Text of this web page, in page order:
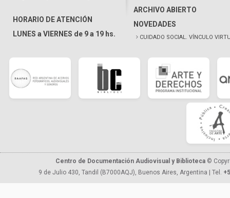
HORARIO DE ATENCIÓN
LUNES a VIERNES de 9 a 19 hs.
ARCHIVO ABIERTO
NOVEDADES
CUIDADO SOCIAL. VÍNCULO
Centro de Documentación Audiovisual y Biblioteca ©
9 de Julio 430, Tandil (B7000AQJ), Buenos Aires, Argentina | Tel.